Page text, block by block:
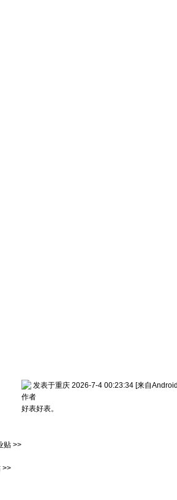
贴 >>
>>
发表于重庆 2026-7-4 00:23:34 [来自
作者
好表好表。